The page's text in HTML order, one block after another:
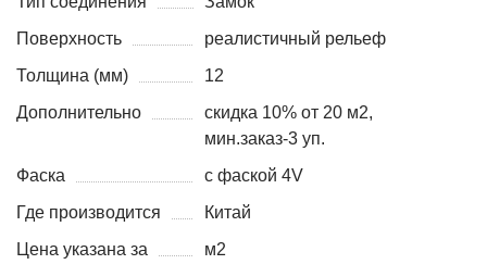
Поверхность
реалистичный рельеф
Толщина (мм)
12
Дополнительно
скидка 10% от 20 м2,
мин.заказ-3 уп.
Фаска
с фаской 4V
Где производится
Китай
Цена указана за
м2